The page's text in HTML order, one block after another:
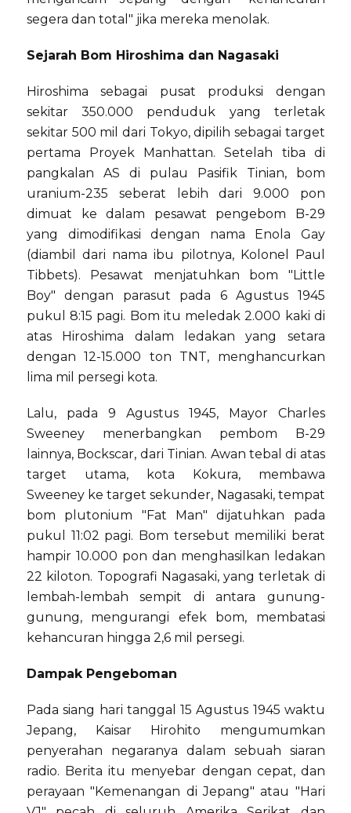
segera dan total" jika mereka menolak.
Sejarah Bom Hiroshima dan Nagasaki
Hiroshima sebagai pusat produksi dengan
sekitar 350.000 penduduk yang terletak
sekitar 500 mil dari Tokyo, dipilih sebagai target
pertama Proyek Manhattan. Setelah tiba di
pangkalan AS di pulau Pasifik Tinian, bom
uranium-235 seberat lebih dari 9.000 pon
dimuat ke dalam pesawat pengebom B-29
yang dimodifikasi dengan nama Enola Gay
(diambil dari nama ibu pilotnya, Kolonel Paul
Tibbets). Pesawat menjatuhkan bom "Little
Boy" dengan parasut pada 6 Agustus 1945
pukul 8:15 pagi. Bom itu meledak 2.000 kaki di
atas Hiroshima dalam ledakan yang setara
dengan 12-15.000 ton TNT, menghancurkan
lima mil persegi kota.
Lalu, pada 9 Agustus 1945, Mayor Charles
Sweeney menerbangkan pembom B-29
lainnya, Bockscar, dari Tinian. Awan tebal di atas
target utama, kota Kokura, membawa
Sweeney ke target sekunder, Nagasaki, tempat
bom plutonium "Fat Man" dijatuhkan pada
pukul 11:02 pagi. Bom tersebut memiliki berat
hampir 10.000 pon dan menghasilkan ledakan
22 kiloton. Topografi Nagasaki, yang terletak di
lembah-lembah sempit di antara gunung-
gunung, mengurangi efek bom, membatasi
kehancuran hingga 2,6 mil persegi.
Dampak Pengeboman
Pada siang hari tanggal 15 Agustus 1945 waktu
Jepang, Kaisar Hirohito mengumumkan
penyerahan negaranya dalam sebuah siaran
radio. Berita itu menyebar dengan cepat, dan
perayaan "Kemenangan di Jepang" atau "Hari